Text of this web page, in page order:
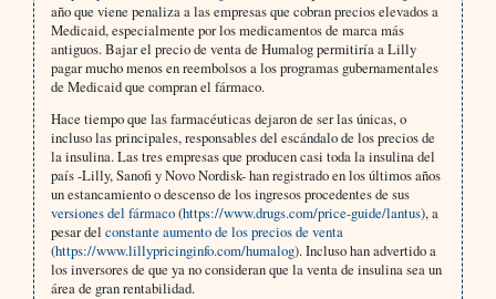
año que viene penaliza a las empresas que cobran precios elevados a
Medicaid, especialmente por los medicamentos de marca más
antiguos. Bajar el precio de venta de Humalog permitiría a Lilly
pagar mucho menos en reembolsos a los programas gubernamentales
de Medicaid que compran el fármaco.
Hace tiempo que las farmacéuticas dejaron de ser las únicas, o
incluso las principales, responsables del escándalo de los precios de
la insulina. Las tres empresas que producen casi toda la insulina del
país -Lilly, Sanofi y Novo Nordisk- han registrado en los últimos años
un estancamiento o descenso de los ingresos procedentes de sus
versiones del fármaco(https://www.drugs.com/price-guide/lantus), a
pesar del constante aumento de los precios de venta
(https://www.lillypricinginfo.com/humalog). Incluso han advertido a
los inversores de que ya no consideran que la venta de insulina sea un
área de gran rentabilidad.